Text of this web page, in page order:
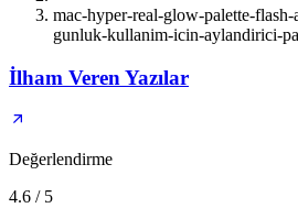
mac-hyper-real-glow-palette-
gunluk-kullanim-icin-aylandirici-
İlham Veren Yazılar
Değerlendirme
4.6 / 5